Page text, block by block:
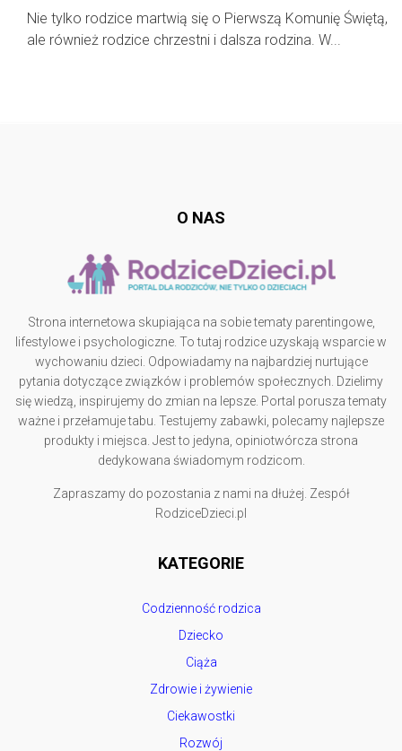
Nie tylko rodzice martwią się o Pierwszą Komunię Świętą,
ale również rodzice chrzestni i dalsza rodzina. W...
O NAS
Strona internetowa skupiająca na sobie tematy parentingowe,
lifestylowe i psychologiczne. To tutaj rodzice uzyskają wsparcie w
wychowaniu dzieci. Odpowiadamy na najbardziej nurtujące
pytania dotyczące związków i problemów społecznych. Dzielimy
się wiedzą, inspirujemy do zmian na lepsze. Portal porusza tematy
ważne i przełamuje tabu. Testujemy zabawki, polecamy najlepsze
produkty i miejsca. Jest to jedyna, opiniotwórcza strona
dedykowana świadomym rodzicom.
Zapraszamy do pozostania z nami na dłużej. Zespół
RodziceDzieci.pl
KATEGORIE
Codzienność rodzica
Dziecko
Ciąża
Zdrowie i żywienie
Ciekawostki
Rozwój